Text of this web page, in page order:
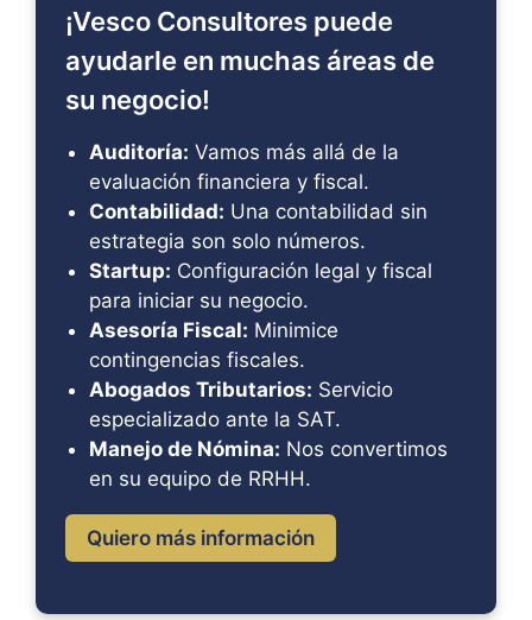
¡Vesco Consultores puede
ayudarle en muchas áreas de
su negocio!
Auditoría: Vamos más allá de la
evaluación financiera y fiscal.
Contabilidad: Una contabilidad sin
estrategia son solo números.
Startup: Configuración legal y fiscal
para iniciar su negocio.
Asesoría Fiscal: Minimice
contingencias fiscales.
Abogados Tributarios: Servicio
especializado ante la SAT.
Manejo de Nómina: Nos convertimos
en su equipo de RRHH.
Quiero más información